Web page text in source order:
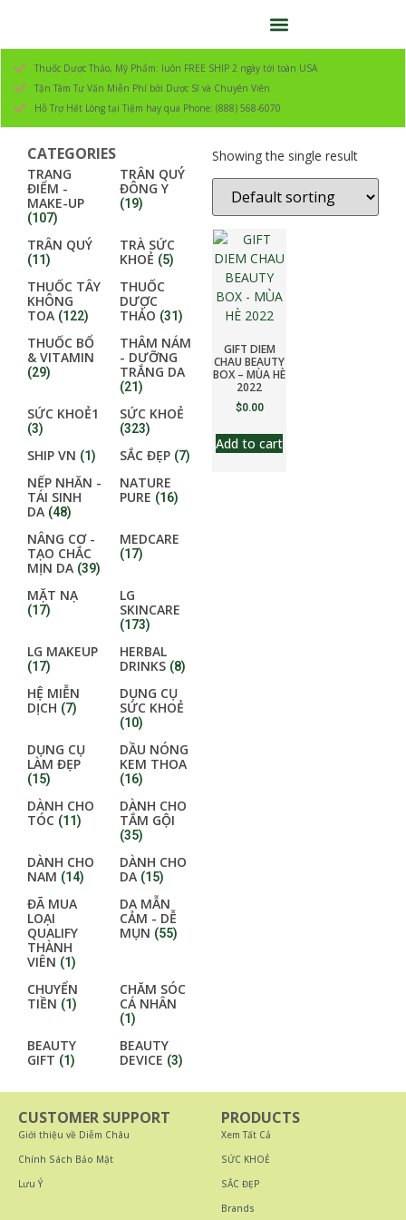
Thuốc Dược Thảo, Mỹ Phẩm: luôn FREE SHIP 2 ngày tới toàn USA
Tận Tâm Tư Vấn Miễn Phí bởi Dược Sĩ và Chuyên Viên
Hỗ Trợ Hết Lòng tại Tiệm hay qua Phone: (888) 568-6070
CATEGORIES
TRANG
ĐIỂM -
MAKE-UP
(107)
TRÂN QUÝ
ĐÔNG Y
(19)
TRÂN QUÝ
(11)
TRÀ SỨC
KHOẺ (5)
THUỐC TÂY
KHÔNG
TOA (122)
THUỐC
DƯỢC
THẢO (31)
THUỐC BỔ
& VITAMIN
(29)
THÂM NÁM
- DƯỠNG
TRẮNG DA
(21)
SỨC KHOẺ1
(3)
SỨC KHOẺ
(323)
SHIP VN (1) SẮC ĐẸP (7)
NẾP NHĂN -
TÁI SINH
DA (48)
NATURE
PURE (16)
NÂNG CƠ -
TẠO CHẮC
MỊN DA (39)
MEDCARE
(17)
MẶT NẠ
(17)
LG
SKINCARE
(173)
LG MAKEUP
(17)
HERBAL
DRINKS (8)
HỆ MIỄN
DỊCH (7)
DỤNG CỤ
SỨC KHOẺ
(10)
DỤNG CỤ
LÀM ĐẸP
(15)
DẦU NÓNG
KEM THOA
(16)
DÀNH CHO
TÓC (11)
DÀNH CHO
TẮM GỘI
(35)
DÀNH CHO
NAM (14)
DÀNH CHO
DA (15)
ĐÃ MUA
LOẠI
QUALIFY
THÀNH
VIÊN (1)
DA MẪN
CẢM - DỄ
MỤN (55)
CHUYỂN
TIỀN (1)
CHĂM SÓC
CÁ NHÂN
(1)
BEAUTY
GIFT (1)
BEAUTY
DEVICE (3)
Showing the single result
GIFT DIEM
CHAU BEAUTY
BOX – MÙA HÈ
2022
$0.00
Add to cart
CUSTOMER SUPPORT
Giới thiệu về Diễm Châu
Chính Sách Bảo Mật
Lưu Ý
PRODUCTS
Xem Tất Cả
SỨC KHOẺ
SẮC ĐẸP
Brands